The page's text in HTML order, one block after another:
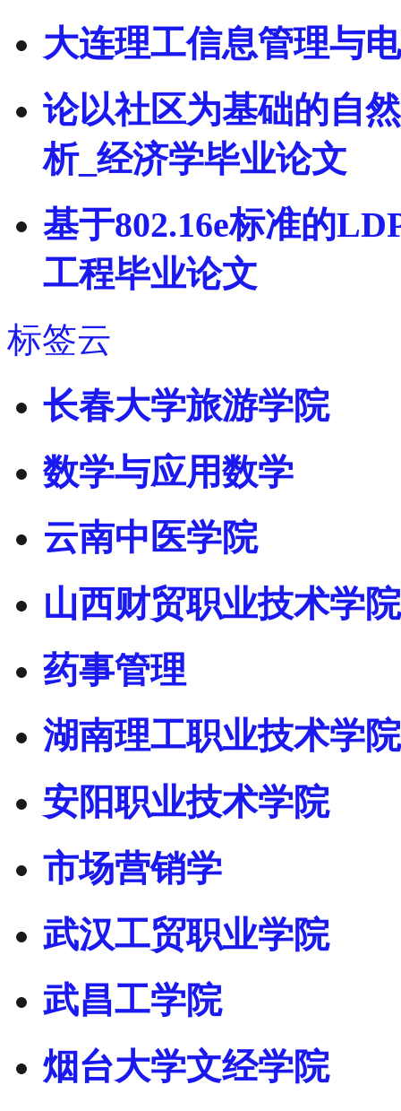
大连理工信息管理与
论以社区为基础的自
析_经济学毕业论文
基于802.16e标准的
工程毕业论文
标签云
长春大学旅游学院
数学与应用数学
云南中医学院
山西财贸职业技术学院
药事管理
湖南理工职业技术学院
安阳职业技术学院
市场营销学
武汉工贸职业学院
武昌工学院
烟台大学文经学院